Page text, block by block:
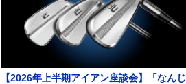
【2026年上半期アイアン座談会】「なんじ